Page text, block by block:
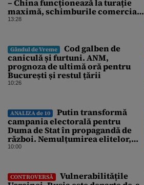
– China funcționează la turație
maximă, schimburile comerciale
ating niveluri record
13:28
Gândul de Vreme
Cod galben de
caniculă și furtuni. ANM,
prognoza de ultimă oră pentru
București și restul țării
10:26
ANALIZA de 10
Putin transformă
campania electorală pentru
Duma de Stat în propagandă de
război. Nemulțumirea elitelor,
tratată cu indiferență la Kremlin
10:00
CONTROVERSĂ
Vulnerabilitățile